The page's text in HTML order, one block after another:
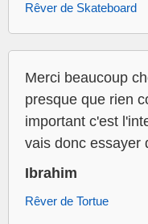
Rêver de Skateboard
Merci beaucoup
presque que rien
important c'est
vais donc essayer
Ibrahim
Rêver de Tortue